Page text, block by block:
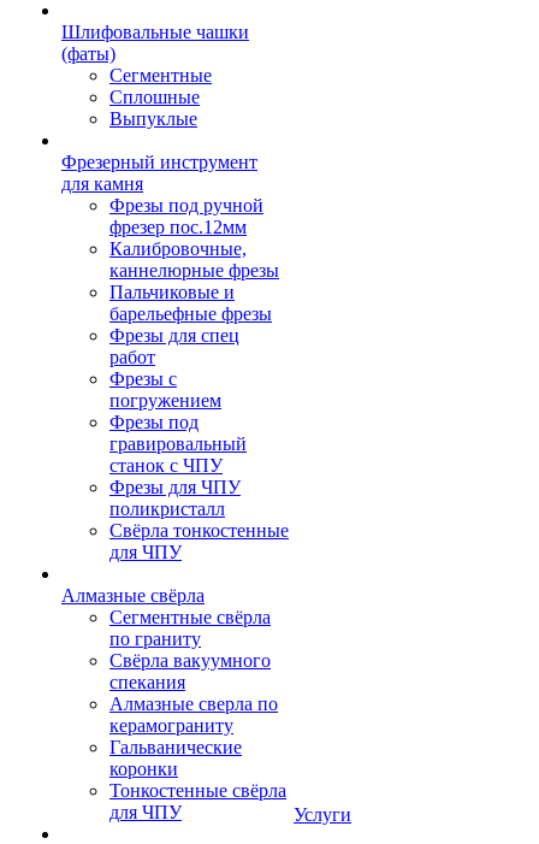
Шлифовальные чашки
(фаты)
Сегментные
Сплошные
Выпуклые
Фрезерный инструмент
для камня
Фрезы под ручной
фрезер пос.12мм
Калибровочные,
каннелюрные фрезы
Пальчиковые и
барельефные фрезы
Фрезы для спец
работ
Фрезы с
погружением
Фрезы под
гравировальный
станок с ЧПУ
Фрезы для ЧПУ
поликристалл
Свёрла тонкостенные
для ЧПУ
Алмазные свёрла
Сегментные свёрла
по граниту
Свёрла вакуумного
спекания
Алмазные сверла по
керамограниту
Гальванические
коронки
Тонкостенные свёрла
для ЧПУ
Услуги